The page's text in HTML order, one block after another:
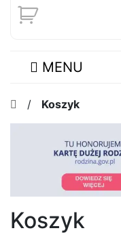
MENU
/ Koszyk
Koszyk